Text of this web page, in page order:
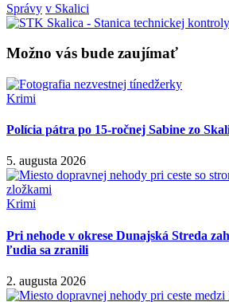
Správy v Skalici
Možno vás bude zaujímať
Krimi
Polícia pátra po 15-ročnej Sabine zo
5. augusta 2026
Krimi
Pri nehode v okrese Dunajská Streda
ľudia sa zranili
2. augusta 2026